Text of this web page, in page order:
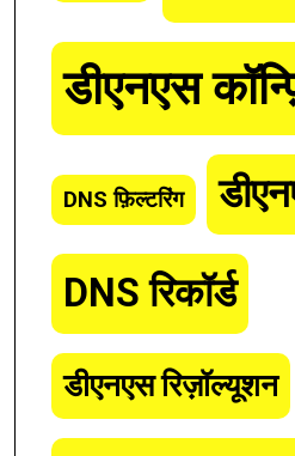
डीएनएस
DNS फ़िल्टरिंग
DNS रिकॉर्ड
डीएनएस रिज़ॉल्यूशन